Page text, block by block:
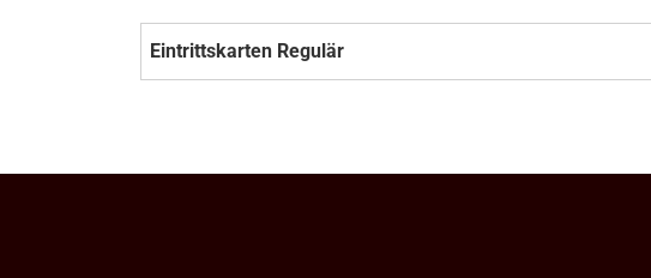
Eintrittskarten Regulär